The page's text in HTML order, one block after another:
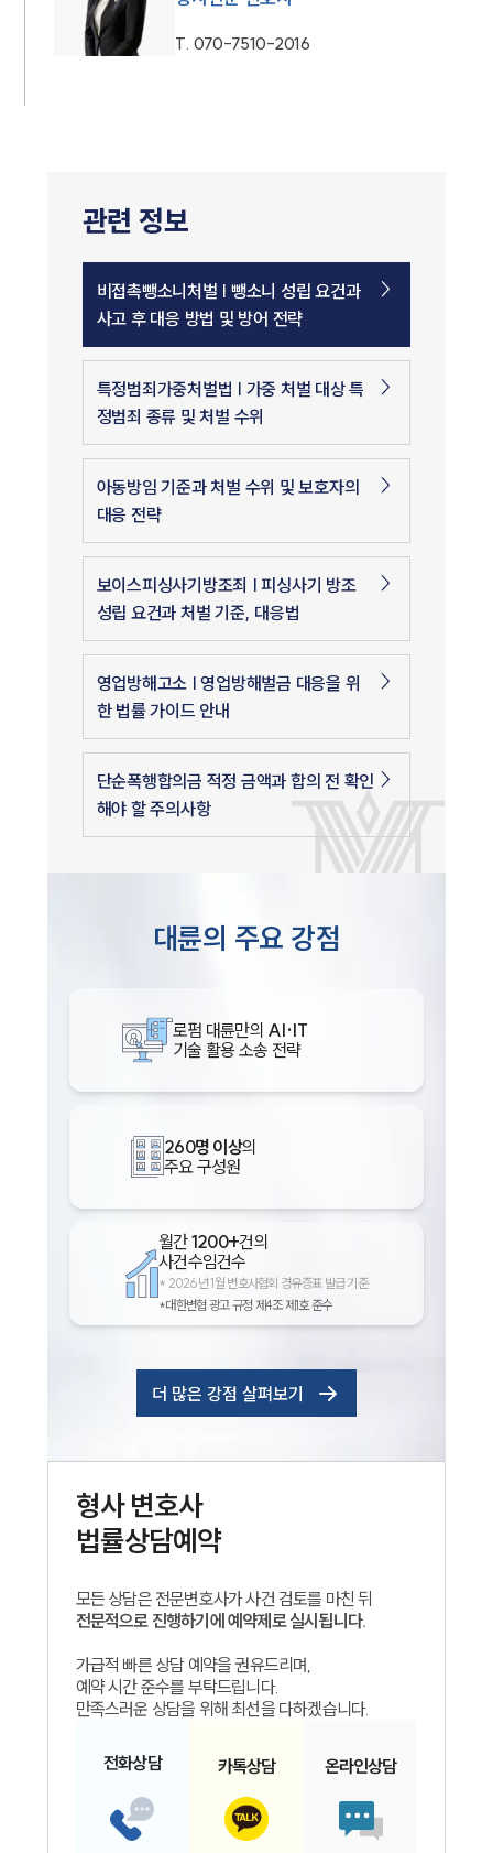
T. 070-7510-2016
관련 정보
비접촉뺑소니처벌 | 뺑소니 성립 요건과
사고 후 대응 방법 및 방어 전략
특정범죄가중처벌법 | 가중 처벌 대상 특
정범죄 종류 및 처벌 수위
아동방임 기준과 처벌 수위 및 보호자의
대응 전략
보이스피싱사기방조죄 | 피싱사기 방조
성립 요건과 처벌 기준, 대응법
영업방해고소 | 영업방해벌금 대응을 위
한 법률 가이드 안내
단순폭행합의금 적정 금액과 합의 전 확인
해야 할 주의사항
대륜의 주요 강점
로펌 대륜만의 AI·IT
기술 활용 소송 전략
260명 이상의
주요 구성원
월간1200+건의
사건수임건수
* 2026년 1월 변호사협회 경유증표 발급 기준
*대한변협 광고 규정 제4조 제1호 준수
더 많은 강점 살펴보기
형사변호사
법률상담예약
모든 상담은 전문변호사가 사건 검토를 마친 뒤
전문적으로 진행하기에 예약제로 실시됩니다.
가급적 빠른 상담 예약을 권유드리며,
예약 시간 준수를 부탁드립니다.
만족스러운 상담을 위해 최선을 다하겠습니다.
전화상담 카톡상담 온라인상담